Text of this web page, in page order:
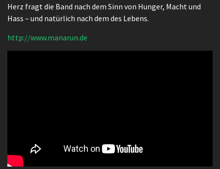
Herz fragt die Band nach dem Sinn von Hunger, Macht und
Hass – und natürlich nach dem des Lebens.
http://www.manarun.de